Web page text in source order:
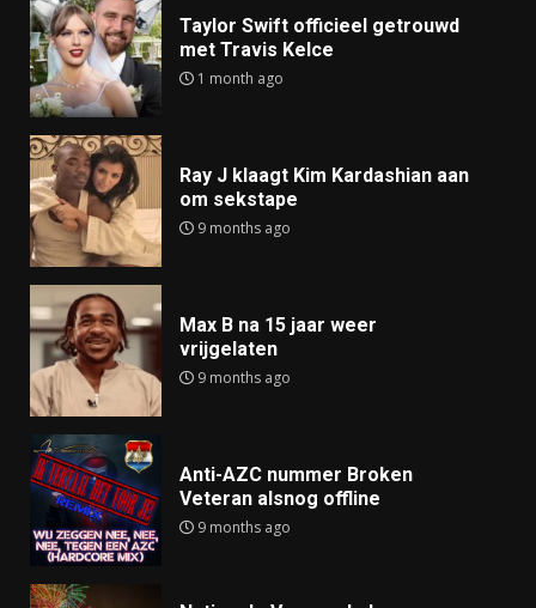
Taylor Swift officieel getrouwd
met Travis Kelce
1 month ago
Ray J klaagt Kim Kardashian aan
om sekstape
9 months ago
Max B na 15 jaar weer
vrijgelaten
9 months ago
Anti-AZC nummer Broken
Veteran alsnog offline
9 months ago